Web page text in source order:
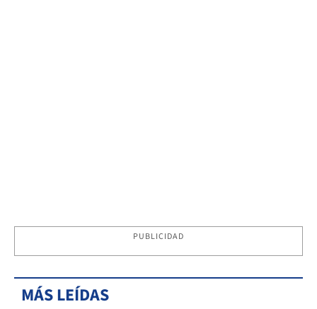
PUBLICIDAD
MÁS LEÍDAS